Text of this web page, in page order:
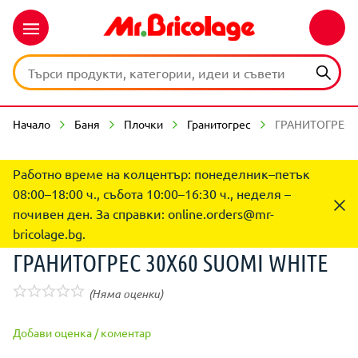
Начало Баня Плочки Гранитогрес ГРАНИТОГРЕС
Работно време на колцентър: понеделник–петък
08:00–18:00 ч., събота 10:00–16:30 ч., неделя –
почивен ден. За справки: online.orders@mr-
bricolage.bg.
ГРАНИТОГРЕС 30Х60 SUOMI WHITE
(Няма оценки)
Добави оценка / коментар